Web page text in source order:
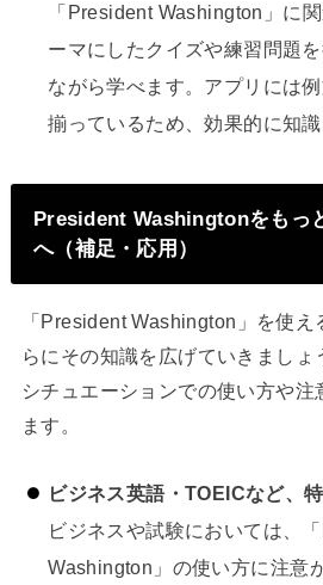
「President Washington」に
ーマにしたクイズや練習問題
ながら学べます。アプリには
揃っているため、効果的に知識
President Washingtonをもっ
へ（補足・応用）
「President Washington」を使え
らにその知識を広げていきまし
シチュエーションでの使い方や注
ます。
ビジネス英語・TOEICなど、
ビジネスや試験においては、
Washington」の使い方に注意